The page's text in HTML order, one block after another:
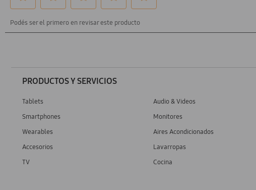
PRODUCTOS Y SERVICIOS
Tablets
Smartphones
Wearables
Accesorios
TV
Audio & Videos
Monitores
Aires Acondicionados
Lavarropas
Cocina